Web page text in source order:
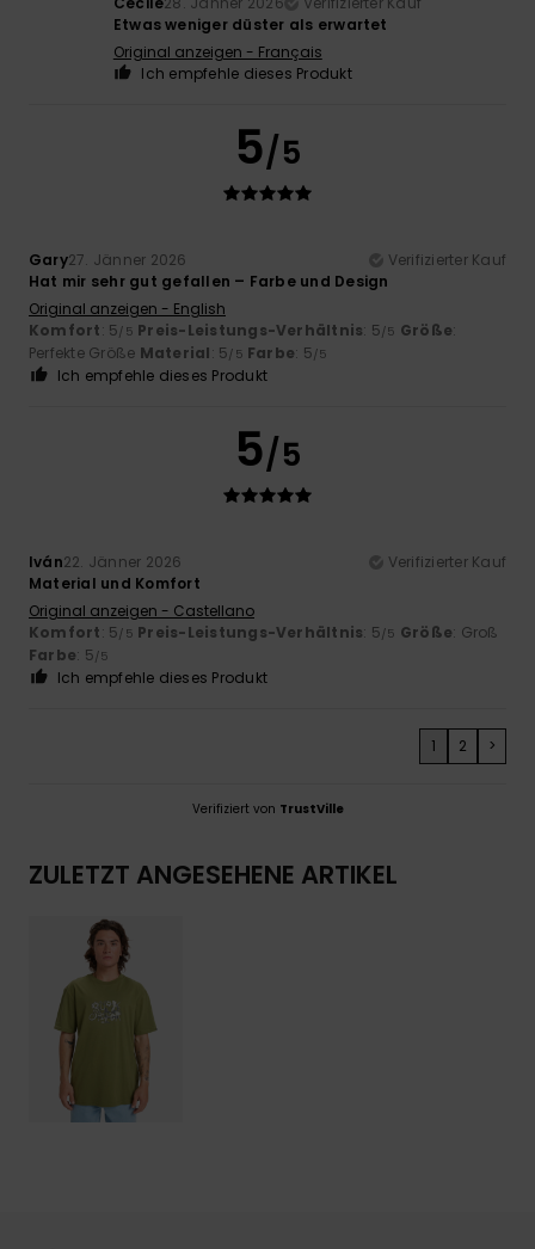
Etwas weniger düster als erwartet
Original anzeigen - Français
Ich empfehle dieses Produkt
5/5
Gary27. Jänner 2026
Verifizierter Kauf
Hat mir sehr gut gefallen – Farbe und Design
Original anzeigen - English
Komfort: 5/5 Preis-Leistungs-Verhältnis: 5/5 Größe:
Perfekte Größe Material: 5/5 Farbe: 5/5
Ich empfehle dieses Produkt
5/5
Iván22. Jänner 2026
Verifizierter Kauf
Material und Komfort
Original anzeigen - Castellano
Komfort: 5/5 Preis-Leistungs-Verhältnis: 5/5 Größe: Groß
Farbe: 5/5
Ich empfehle dieses Produkt
1 2 >
Verifiziert von TrustVille
ZULETZT ANGESEHENE ARTIKEL